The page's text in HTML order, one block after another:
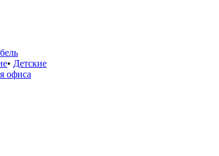
• Детские
офиса